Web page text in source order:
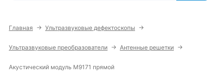
Главная → Ультразвуковые дефектоскопы →
Ультразвуковые преобразователи → Антенные решетки →
Акустический модуль М9171 прямой